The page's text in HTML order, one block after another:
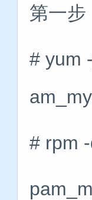
第一步
# yum
# rpm